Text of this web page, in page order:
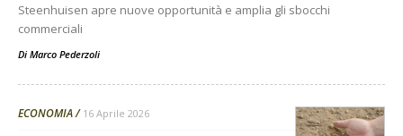
Steenhuisen apre nuove opportunità e amplia gli sbocchi
commerciali
Di Marco Pederzoli
ECONOMIA 16 Aprile 2026